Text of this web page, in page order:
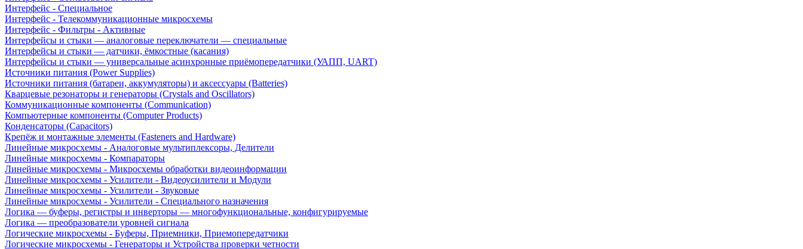
Интерфейс - Специальное
Интерфейс - Телекоммуникационные микросхемы
Интерфейс - Фильтры - Активные
Интерфейсы и стыки — аналоговые переключатели — специальные
Интерфейсы и стыки — датчики, ёмкостные (касания)
Интерфейсы и стыки — универсальные асинхронные приёмопередатчики (УАПП, UART)
Источники питания (Power Supplies)
Источники питания (батареи, аккумуляторы) и аксессуары (Batteries)
Кварцевые резонаторы и генераторы (Crystals and Oscillators)
Коммуникационные компоненты (Communication)
Компьютерные компоненты (Computer Products)
Конденсаторы (Capacitors)
Крепёж и монтажные элементы (Fasteners and Hardware)
Линейные микросхемы - Аналоговые мультиплексоры, Делители
Линейные микросхемы - Компараторы
Линейные микросхемы - Микросхемы обработки видеоинформации
Линейные микросхемы - Усилители - Видеоусилители и Модули
Линейные микросхемы - Усилители - Звуковые
Линейные микросхемы - Усилители - Специального назначения
Логика — буферы, регистры и инверторы — многофункциональные, конфигурируемые
Логика — преобразователи уровней сигнала
Логические микросхемы - Буферы, Приемники, Приемопередатчики
Логические микросхемы - Генераторы и Устройства проверки четности